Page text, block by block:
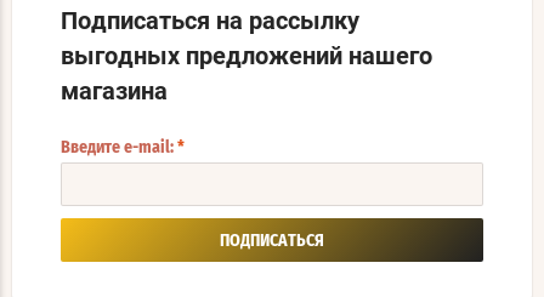
Подписаться на рассылку
выгодных предложений нашего
магазина
Введите e-mail: *
ПОДПИСАТЬСЯ